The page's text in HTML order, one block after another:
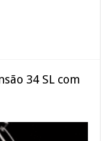
34 SL com